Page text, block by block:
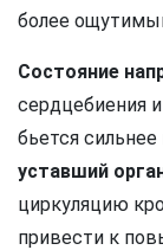
более
Состояние
сердцебиения
бьется
уставший
циркуляцию
привести к